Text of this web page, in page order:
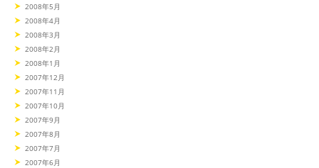
2008年5月
2008年4月
2008年3月
2008年2月
2008年1月
2007年12月
2007年11月
2007年10月
2007年9月
2007年8月
2007年7月
2007年6月